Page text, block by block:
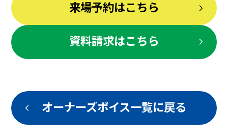
来場予約はこちら
資料請求はこちら
オーナーズボイス一覧に戻る